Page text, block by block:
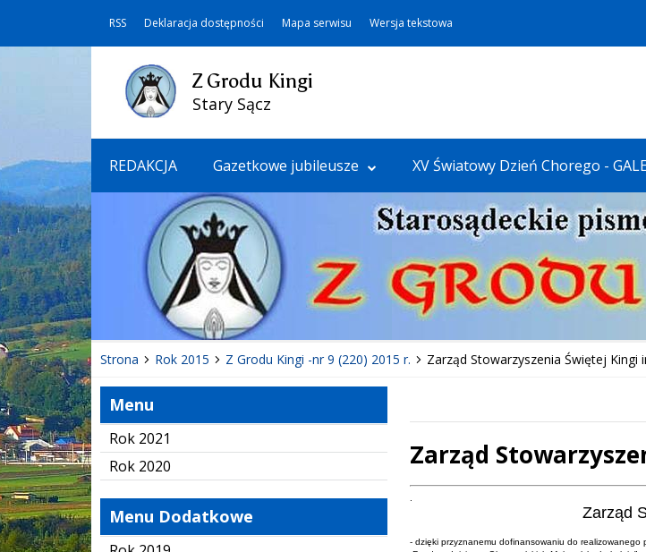
RSS Deklaracja dostępności Mapa serwisu Wersja tekstowa
Z Grodu Kingi
Stary Sącz
REDAKCJA Gazetkowe jubileusze XV Światowy Dzień Chorego -
Strona Rok 2015 Z Grodu Kingi -nr 9 (220) 2015 r. Zarząd Stowarzyszenia Świętej Kingi
Menu
Rok 2021
Rok 2020
Menu Dodatkowe
Zarząd
Treść
Zarząd
- dzięki przyznanemu dofinansowaniu do realizowanego